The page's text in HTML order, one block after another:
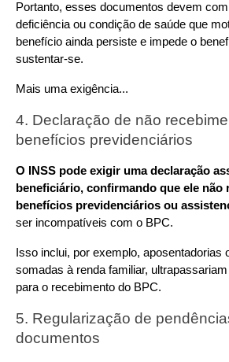
Portanto, esses documentos devem
deficiência ou condição de saúde que
benefício ainda persiste e impede o
sustentar-se.
Mais uma exigência...
4. Declaração de não
benefícios previdenciários
O INSS pode exigir uma declaração
beneficiário, confirmando que ele não
benefícios previdenciários ou
ser incompatíveis com o BPC.
Isso inclui, por exemplo, aposentadorias
somadas à renda familiar,
para o recebimento do BPC.
5. Regularização de
documentos